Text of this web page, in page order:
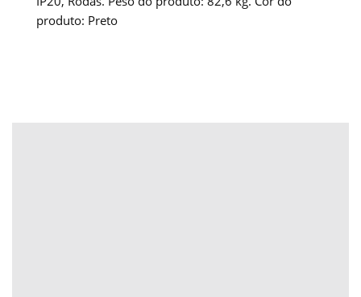
produto: Preto